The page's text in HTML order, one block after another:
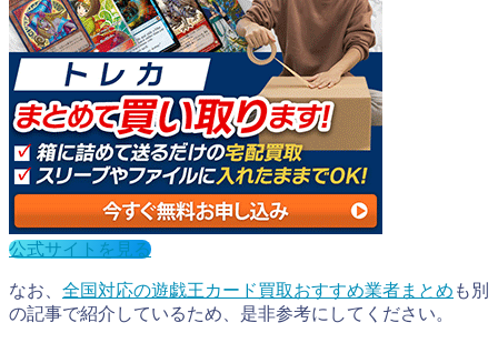
公式サイトを見る
なお、 全国対応の遊戯王カード買取おすすめ業者まとめ も別
の記事で紹介しているため、是非参考にしてください。